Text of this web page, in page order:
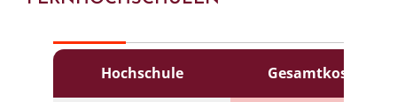
Hochschule Gesamtkosten